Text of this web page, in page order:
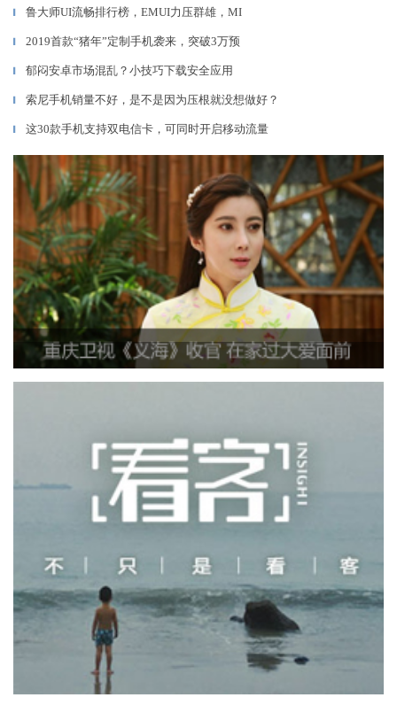
▎ 鲁大师UI流畅排行榜，EMUI力压群雄，MI
▎ 2019首款“猪年”定制手机袭来，突破3万预
▎ 郁闷安卓市场混乱？小技巧下载安全应用
▎ 索尼手机销量不好，是不是因为压根就没想做好？
▎ 这30款手机支持双电信卡，可同时开启移动流量